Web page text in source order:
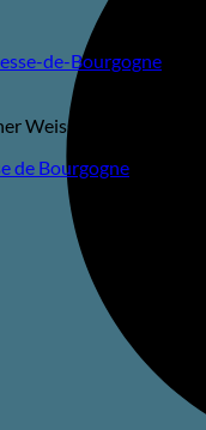
Weisse
de Bourgogne